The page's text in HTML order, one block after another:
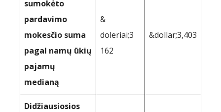
sumokėto
pardavimo
mokesčio suma
pagal namų ūkių
pajamų
medianą
&
doleriai;3
162
&dollar;3,403
Didžiausiosios